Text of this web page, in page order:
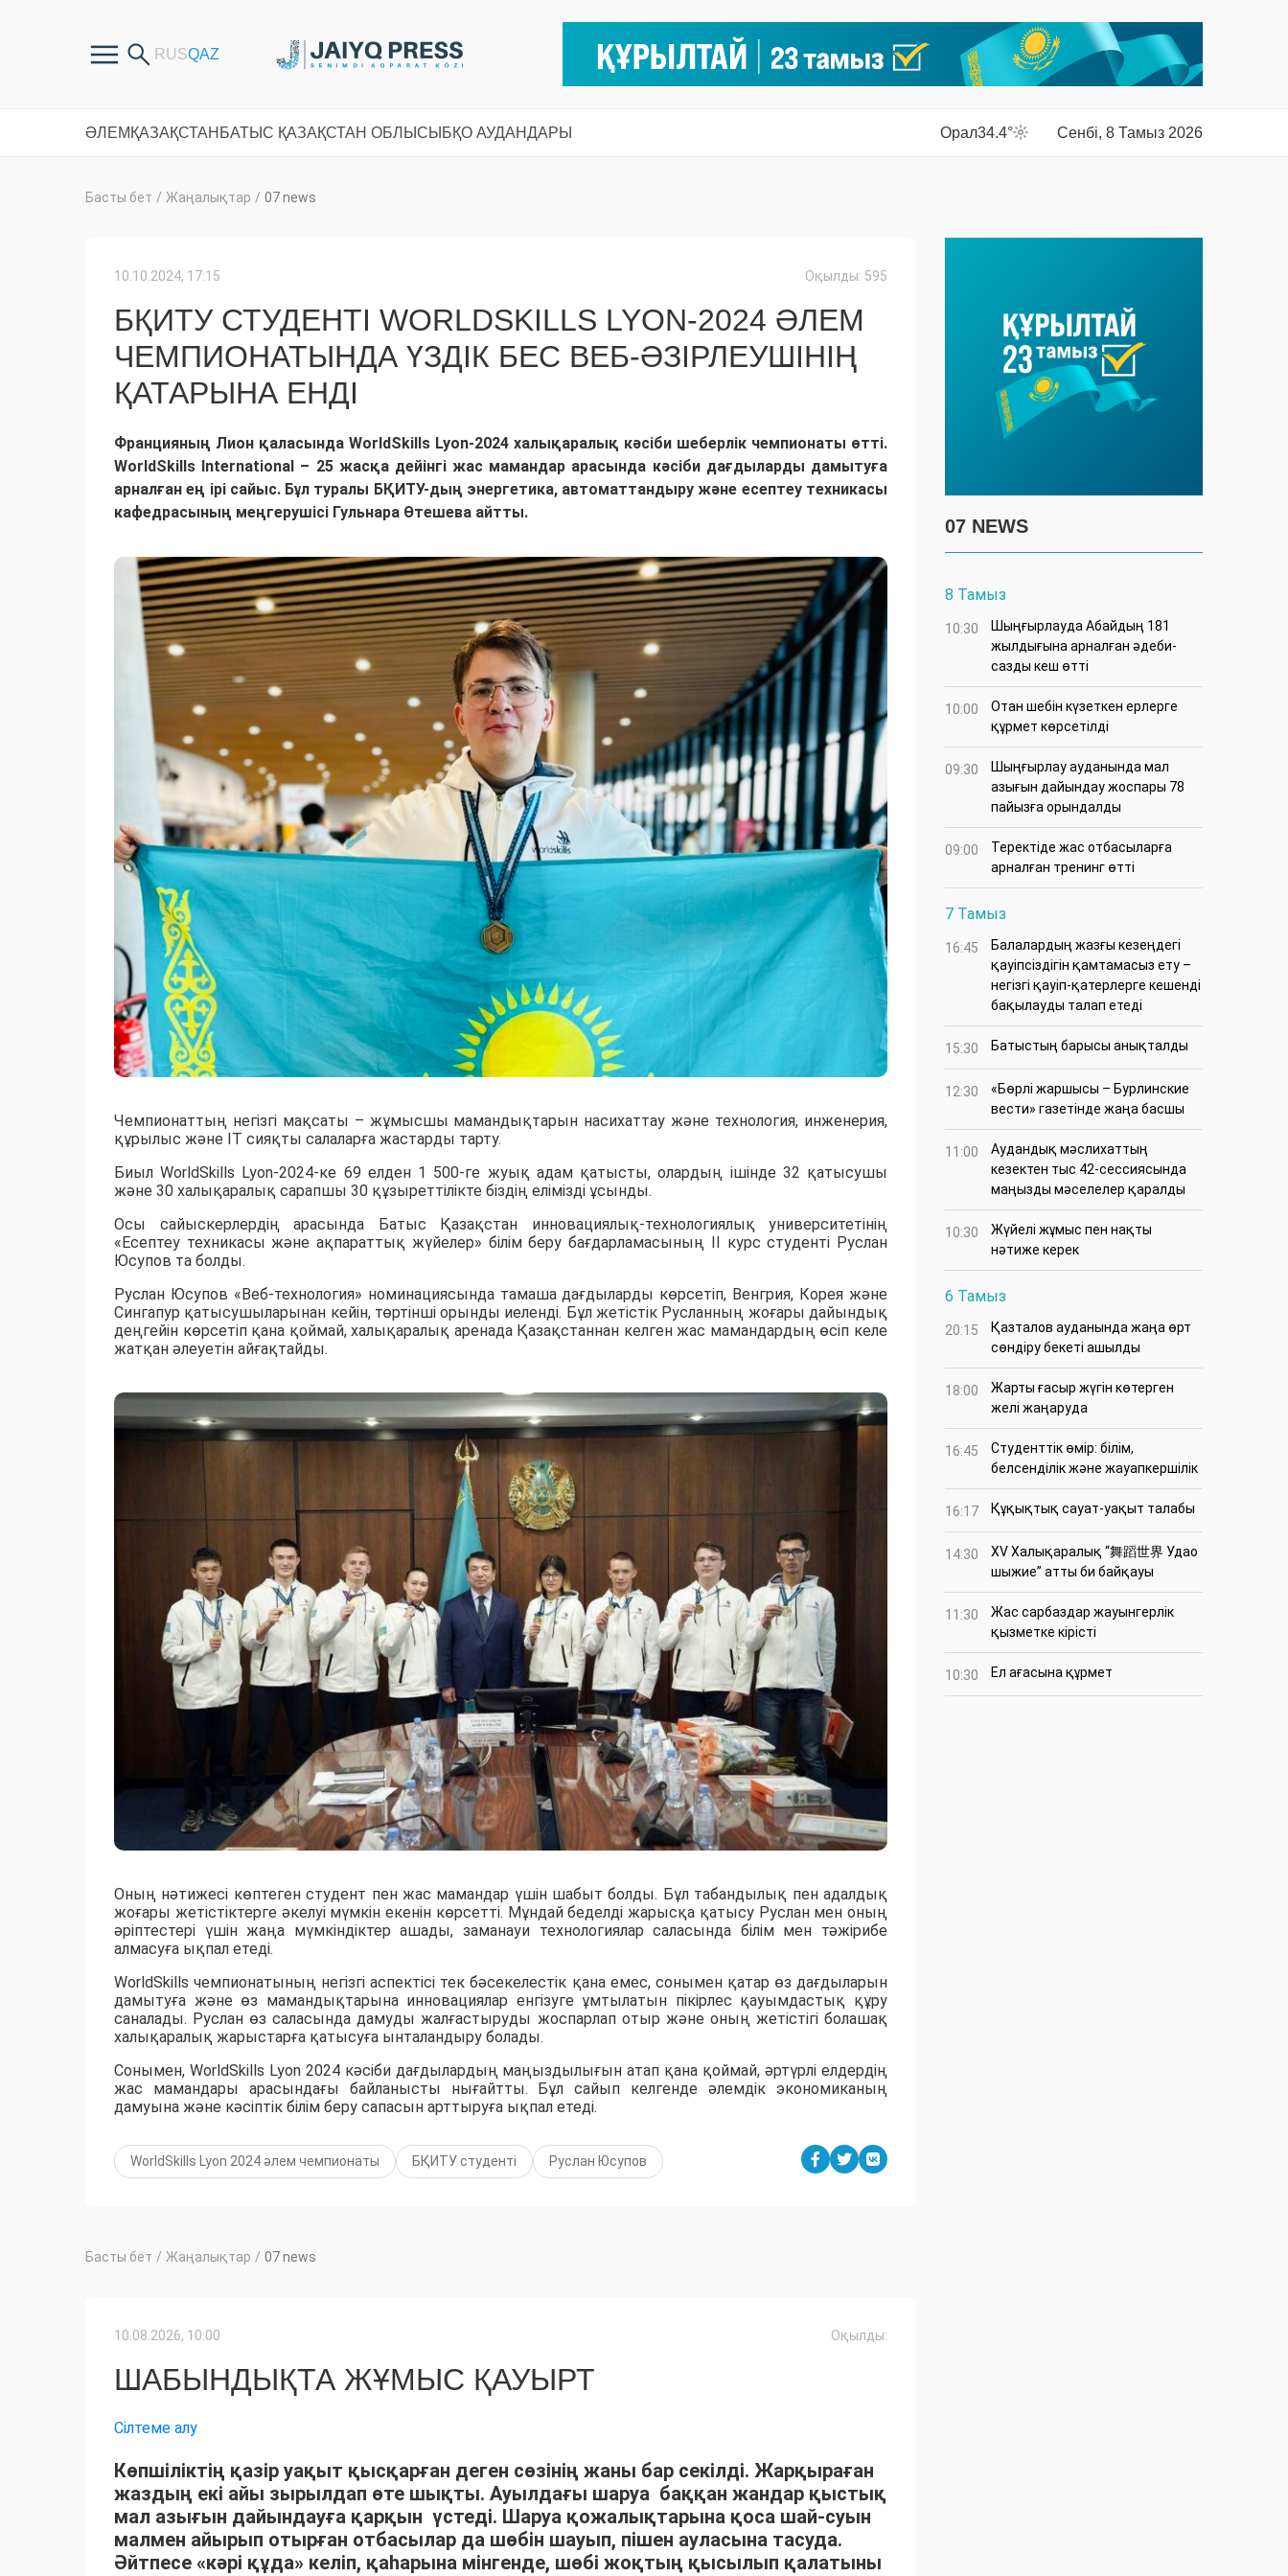
ӘЛЕМ ҚАЗАҚСТАН БАТЫС ҚАЗАҚСТАН ОБЛЫСЫ БҚО АУДАНДАРЫ Орал34.4° Сенбі, 8 Тамыз 2026
Басты бет / Жаңалықтар / 07 news
10.10.2024, 17:15 Оқылды: 595
БҚИТУ СТУДЕНТІ WORLDSKILLS LYON-2024 ӘЛЕМ
ЧЕМПИОНАТЫНДА ҮЗДІК БЕС ВЕБ-ӘЗІРЛЕУШІНІҢ
ҚАТАРЫНА ЕНДІ
Францияның Лион қаласында WorldSkills Lyon-2024 халықаралық кәсіби шеберлік чемпионаты өтті.
WorldSkills International – 25 жасқа дейінгі жас мамандар арасында кәсіби дағдыларды дамытуға
арналған ең ірі сайыс. Бұл туралы БҚИТУ-дың энергетика, автоматтандыру және есептеу техникасы
кафедрасының меңгерушісі Гульнара Өтешева айтты.
Чемпионаттың негізгі мақсаты – жұмысшы мамандықтарын насихаттау және технология, инженерия,
құрылыс және IT сияқты салаларға жастарды тарту.
Биыл WorldSkills Lyon-2024-ке 69 елден 1 500-ге жуық адам қатысты, олардың ішінде 32 қатысушы
және 30 халықаралық сарапшы 30 құзыреттілікте біздің елімізді ұсынды.
Осы сайыскерлердің арасында Батыс Қазақстан инновациялық-технологиялық университетінің
«Есептеу техникасы және ақпараттық жүйелер» білім беру бағдарламасының ІІ курс студенті Руслан
Юсупов та болды.
Руслан Юсупов «Веб-технология» номинациясында тамаша дағдыларды көрсетіп, Венгрия, Корея және
Сингапур қатысушыларынан кейін, төртінші орынды иеленді. Бұл жетістік Русланның жоғары дайындық
деңгейін көрсетіп қана қоймай, халықаралық аренада Қазақстаннан келген жас мамандардың өсіп келе
жатқан әлеуетін айғақтайды.
Оның нәтижесі көптеген студент пен жас мамандар үшін шабыт болды. Бұл табандылық пен адалдық
жоғары жетістіктерге әкелуі мүмкін екенін көрсетті. Мұндай беделді жарысқа қатысу Руслан мен оның
әріптестері үшін жаңа мүмкіндіктер ашады, заманауи технологиялар саласында білім мен тәжірибе
алмасуға ықпал етеді.
WorldSkills чемпионатының негізгі аспектісі тек бәсекелестік қана емес, сонымен қатар өз дағдыларын
дамытуға және өз мамандықтарына инновациялар енгізуге ұмтылатын пікірлес қауымдастық құру
саналады. Руслан өз саласында дамуды жалғастыруды жоспарлап отыр және оның жетістігі болашақ
халықаралық жарыстарға қатысуға ынталандыру болады.
Сонымен, WorldSkills Lyon 2024 кәсіби дағдылардың маңыздылығын атап қана қоймай, әртүрлі елдердің
жас мамандары арасындағы байланысты нығайтты. Бұл сайып келгенде әлемдік экономиканың
дамуына және кәсіптік білім беру сапасын арттыруға ықпал етеді.
WorldSkills Lyon 2024 әлем чемпионаты БҚИТУ студенті Руслан Юсупов
Басты бет / Жаңалықтар / 07 news
10.08.2026, 10:00 Оқылды:
ШАБЫНДЫҚТА ЖҰМЫС ҚАУЫРТ
Сілтеме алу
Көпшіліктің қазір уақыт қысқарған деген сөзінің жаны бар секілді. Жарқыраған
жаздың екі айы зырылдап өте шықты. Ауылдағы шаруа баққан жандар қыстық
мал азығын дайындауға қарқын үстеді. Шаруа қожалықтарына қоса шай-суын
малмен айырып отырған отбасылар да шөбін шауып, пішен ауласына тасуда.
Әйтпесе «кәрі құда» келіп, қаһарына мінгенде, шөбі жоқтың қысылып қалатыны
07 NEWS
8 Тамыз
10:30
Шыңғырлауда Абайдың 181
жылдығына арналған әдеби-
сазды кеш өтті
10:00
Отан шебін күзеткен ерлерге
құрмет көрсетілді
09:30
​Шыңғырлау ауданында мал
азығын дайындау жоспары 78
пайызға орындалды
09:00
​Теректіде жас отбасыларға
арналған тренинг өтті
7 Тамыз
16:45
Балалардың жазғы кезеңдегі
қауіпсіздігін қамтамасыз ету –
негізгі қауіп-қатерлерге кешенді
бақылауды талап етеді
15:30 Батыстың барысы анықталды
12:30
«Бөрлі жаршысы – Бурлинские
вести» газетінде жаңа басшы
11:00
Аудандық мәслихаттың
кезектен тыс 42-сессиясында
маңызды мәселелер қаралды
10:30
Жүйелі жұмыс пен нақты
нәтиже керек
6 Тамыз
20:15
Қазталов ауданында жаңа өрт
сөндіру бекеті ашылды
18:00
Жарты ғасыр жүгін көтерген
желі жаңаруда
16:45
Студенттік өмір: білім,
белсенділік және жауапкершілік
16:17 Құқықтық сауат-уақыт талабы
14:30
XV Халықаралық “舞蹈世界 Удао
шыжие” атты би байқауы
11:30
Жас сарбаздар жауынгерлік
қызметке кірісті
10:30 Ел ағасына құрмет